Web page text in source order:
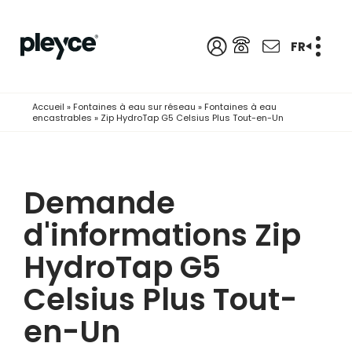
FR
Accueil » Fontaines à eau sur réseau » Fontaines à eau
encastrables » Zip HydroTap G5 Celsius Plus Tout-en-Un
Demande
d'informations Zip
HydroTap G5
Celsius Plus Tout-
en-Un